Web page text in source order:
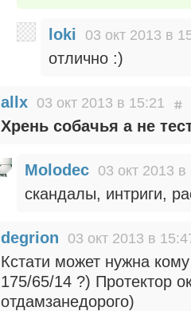
loki 03 окт 2013 в
отлично :)
allx 03 окт 2013 в 15:21
Хрень собачья а не
Molodec 03 окт 2013 в
скандалы, интриги,
degrion 03 окт 2013 в
Кстати может нужна
175/65/14 ?) Протектор
отдамзанедорого)